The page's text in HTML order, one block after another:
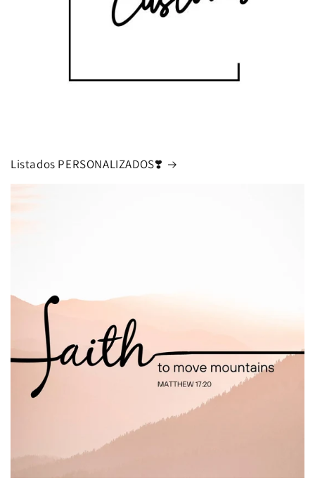
Listados PERSONALIZADOS❣️